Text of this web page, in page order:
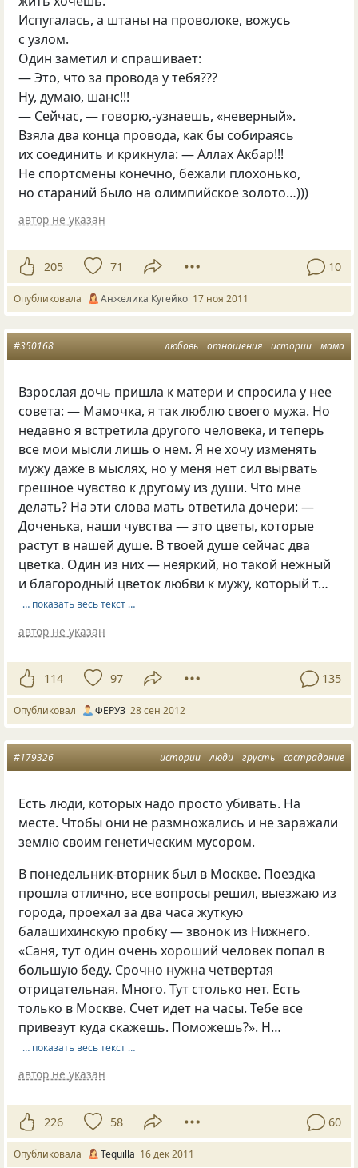
Испугалась, а штаны на проволоке, вожусь
с узлом.
Один заметил и спрашивает:
— Это, что за провода у тебя???
Ну, думаю, шанс!!!
— Сейчас, — говорю,-узнаешь, «неверный».
Взяла два конца провода, как бы собираясь
их соединить и крикнула: — Аллах Акбар!!!
Не спортсмены конечно, бежали плохонько,
но стараний было на олимпийское золото…)))
автор не указан
205 71 10
Опубликовала Анжелика Кугейко 17 ноя 2011
любовь отношения истории мама
#350168
Взрослая дочь пришла к матери и спросила у нее
совета: — Мамочка, я так люблю своего мужа. Но
недавно я встретила другого человека, и теперь
все мои мысли лишь о нем. Я не хочу изменять
мужу даже в мыслях, но у меня нет сил вырвать
грешное чувство к другому из души. Что мне
делать? На эти слова мать ответила дочери: —
Доченька, наши чувства — это цветы, которые
растут в нашей душе. В твоей душе сейчас два
цветка. Один из них — неяркий, но такой нежный
и благородный цветок любви к мужу, который т…
… показать весь текст …
автор не указан
114 97 135
Опубликовал ФЕРУЗ 28 сен 2012
истории люди грусть сострадание
#179326
Есть люди, которых надо просто убивать. На
месте. Чтобы они не размножались и не заражали
землю своим генетическим мусором.
В понедельник-вторник был в Москве. Поездка
прошла отлично, все вопросы решил, выезжаю из
города, проехал за два часа жуткую
балашихинскую пробку — звонок из Нижнего.
«Саня, тут один очень хороший человек попал в
большую беду. Срочно нужна четвертая
отрицательная. Много. Тут столько нет. Есть
только в Москве. Счет идет на часы. Тебе все
привезут куда скажешь. Поможешь?». Н…
… показать весь текст …
автор не указан
226 58 60
Опубликовала Tequilla 16 дек 2011